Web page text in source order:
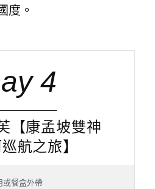
度。
4
【康孟坡雙神
航之旅】
或餐盒外帶